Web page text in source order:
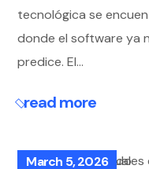
tecnológica se
donde el software ya
predice. El...
read more
March 5, 2026